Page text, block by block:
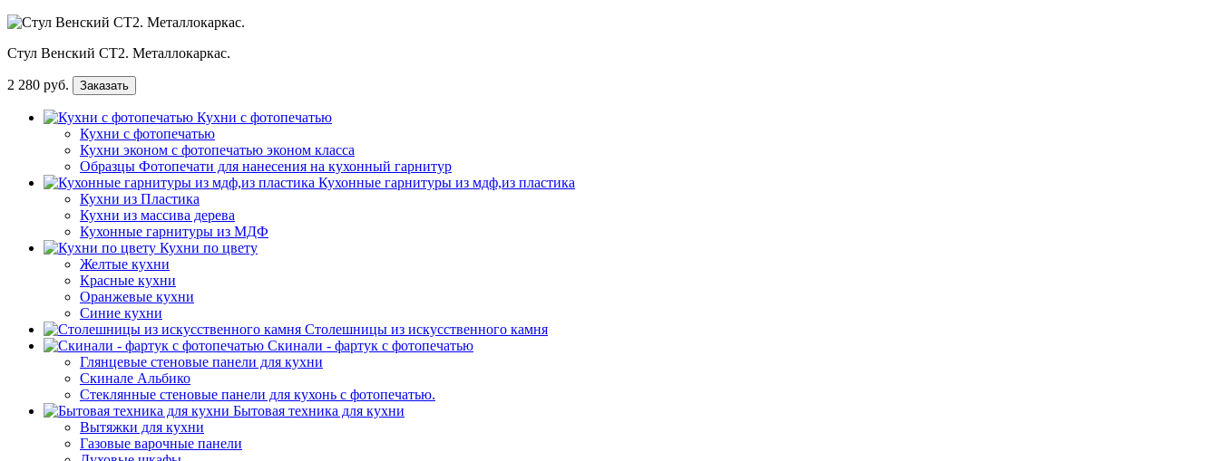
Стул Венский СТ2. Металлокаркас.
2 280 руб. Заказать
Кухни с фотопечатью
Кухни с фотопечатью
Кухни эконом с фотопечатью эконом класса
Образцы Фотопечати для нанесения на кухонный гарнитур
Кухонные гарнитуры из мдф,из пластика
Кухни из Пластика
Кухни из массива дерева
Кухонные гарнитуры из МДФ
Кухни по цвету
Желтые кухни
Красные кухни
Оранжевые кухни
Синие кухни
Столешницы из искусственного камня
Скинали - фартук с фотопечатью
Глянцевые стеновые панели для кухни
Скинале Альбико
Стеклянные стеновые панели для кухонь с фотопечатью.
Бытовая техника для кухни
Вытяжки для кухни
Газовые варочные панели